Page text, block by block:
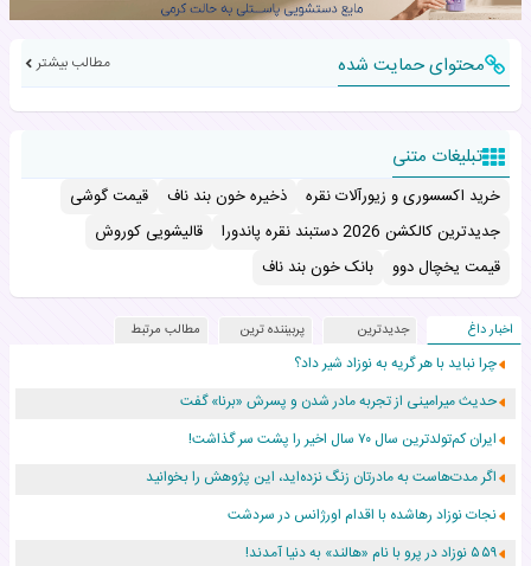
محتوای حمایت شده مطالب بیشتر
تبلیغات متنی
خرید اکسسوری و زیورآلات نقره ذخیره خون بند ناف
قیمت گوشی
جدیدترین کالکشن 2026 دستبند نقره پاندورا
قالیشویی کوروش
قیمت یخچال دوو
بانک خون بند ناف
اخبار داغ جدیدترین پربیننده ترین مطالب مرتبط
چرا نباید با هر گریه به نوزاد شیر داد؟
حدیث میرامینی از تجربه مادر شدن و پسرش «برنا» گفت
ایران کم‌تولدترین سال ۷۰ سال اخیر را پشت سر گذاشت!
اگر مدت‌هاست به مادرتان زنگ نزده‌اید، این پژوهش را بخوانید
نجات نوزاد رهاشده با اقدام اورژانس در سردشت
۵۵۹ نوزاد در پرو با نام «هالند» به دنیا آمدند!